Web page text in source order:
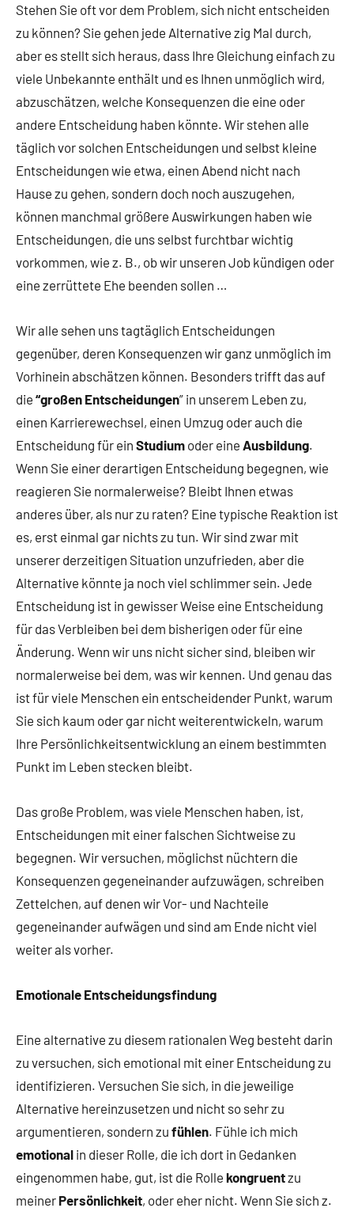
Stehen Sie oft vor dem Problem, sich nicht entscheiden
zu können? Sie gehen jede Alternative zig Mal durch,
aber es stellt sich heraus, dass Ihre Gleichung einfach zu
viele Unbekannte enthält und es Ihnen unmöglich wird,
abzuschätzen, welche Konsequenzen die eine oder
andere Entscheidung haben könnte. Wir stehen alle
täglich vor solchen Entscheidungen und selbst kleine
Entscheidungen wie etwa, einen Abend nicht nach
Hause zu gehen, sondern doch noch auszugehen,
können manchmal größere Auswirkungen haben wie
Entscheidungen, die uns selbst furchtbar wichtig
vorkommen, wie z. B., ob wir unseren Job kündigen oder
eine zerrüttete Ehe beenden sollen …
Wir alle sehen uns tagtäglich Entscheidungen
gegenüber, deren Konsequenzen wir ganz unmöglich im
Vorhinein abschätzen können. Besonders trifft das auf
die “großen Entscheidungen” in unserem Leben zu,
einen Karrierewechsel, einen Umzug oder auch die
Entscheidung für ein Studium oder eine Ausbildung.
Wenn Sie einer derartigen Entscheidung begegnen, wie
reagieren Sie normalerweise? Bleibt Ihnen etwas
anderes über, als nur zu raten? Eine typische Reaktion ist
es, erst einmal gar nichts zu tun. Wir sind zwar mit
unserer derzeitigen Situation unzufrieden, aber die
Alternative könnte ja noch viel schlimmer sein. Jede
Entscheidung ist in gewisser Weise eine Entscheidung
für das Verbleiben bei dem bisherigen oder für eine
Änderung. Wenn wir uns nicht sicher sind, bleiben wir
normalerweise bei dem, was wir kennen. Und genau das
ist für viele Menschen ein entscheidender Punkt, warum
Sie sich kaum oder gar nicht weiterentwickeln, warum
Ihre Persönlichkeitsentwicklung an einem bestimmten
Punkt im Leben stecken bleibt.
Das große Problem, was viele Menschen haben, ist,
Entscheidungen mit einer falschen Sichtweise zu
begegnen. Wir versuchen, möglichst nüchtern die
Konsequenzen gegeneinander aufzuwägen, schreiben
Zettelchen, auf denen wir Vor- und Nachteile
gegeneinander aufwägen und sind am Ende nicht viel
weiter als vorher.
Emotionale Entscheidungsfindung
Eine alternative zu diesem rationalen Weg besteht darin
zu versuchen, sich emotional mit einer Entscheidung zu
identifizieren. Versuchen Sie sich, in die jeweilige
Alternative hereinzusetzen und nicht so sehr zu
argumentieren, sondern zu fühlen. Fühle ich mich
emotional in dieser Rolle, die ich dort in Gedanken
eingenommen habe, gut, ist die Rolle kongruentzu
meiner Persönlichkeit, oder eher nicht. Wenn Sie sich z.